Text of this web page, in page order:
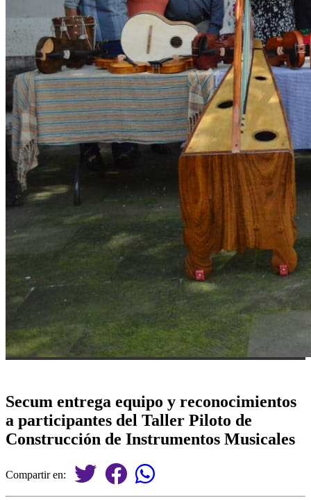
Secum entrega equipo y reconocimientos
a participantes del Taller Piloto de
Construcción de Instrumentos Musicales
Compartir en: